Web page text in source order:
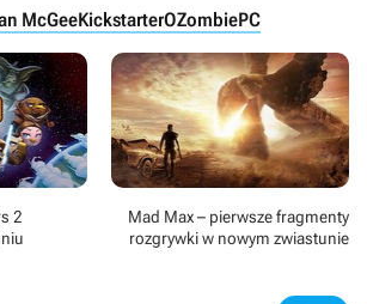
McGeeKickstarterOZombiePC
2
Mad Max – pierwsze fragmenty
rozgrywki w nowym zwiastunie